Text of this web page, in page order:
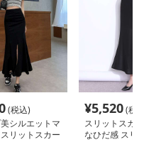
(税込)
シルエットマ
リットスカー
¥5,520(税
スリットスカ
なひだ感 スリ